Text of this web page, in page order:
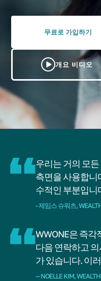
무료로 가입하기
개요 비디오
우리는 거의 모
측면을 사용합니
수적인 부분입니
- 제임스 슈워츠,
WWONE은 즉각
다음 연락하고
가 있습니다. 이
-- NOELLE KIM,